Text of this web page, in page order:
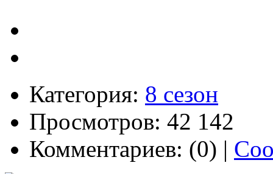
Категория: 8 сезон
Просмотров: 42 142
Комментариев: (0) |